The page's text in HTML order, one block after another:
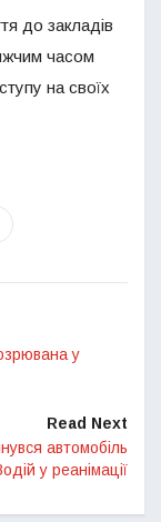
до закладів
часом
на своїх
у
Read Next
автомобіль
у реанімації